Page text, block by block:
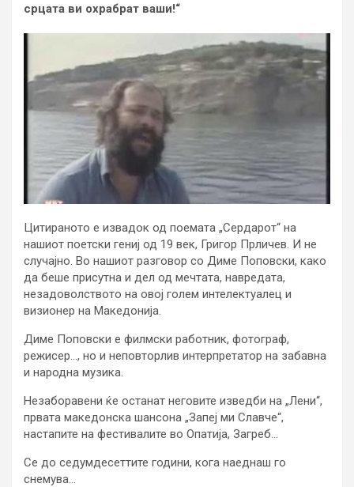
срцата ви охрабрат ваши!“
Цитираното е извадок од поемата „Сердарот“ на
нашиот поетски гениј од 19 век, Григор Прличев. И не
случајно. Во нашиот разговор со Диме Поповски, како
да беше присутна и дел од мечтата, навредата,
незадоволството на овој голем интелектуалец и
визионер на Македонија.
Диме Поповски е филмски работник, фотограф,
режисер…, но и неповторлив интерпретатор на забавна
и народна музика.
Незаборавени ќе останат неговите изведби на „Лени“,
првата македонска шансона „Запеј ми Славче“,
настапите на фестивалите во Опатија, Загреб…
Се до седумдесеттите години, кога наеднаш го
снемува…